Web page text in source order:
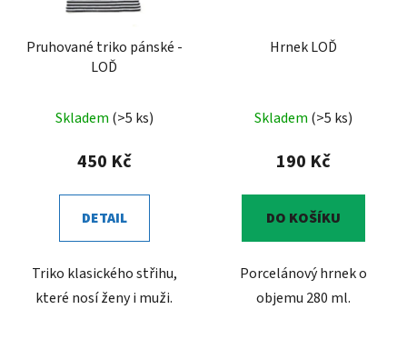
Pruhované triko pánské -
LOĎ
Skladem (>5 ks)
450 Kč
DETAIL
Triko klasického střihu,
které nosí ženy i muži.
Hrnek LOĎ
Skladem (>5 ks)
190 Kč
DO KOŠÍKU
Porcelánový hrnek o
objemu 280 ml.